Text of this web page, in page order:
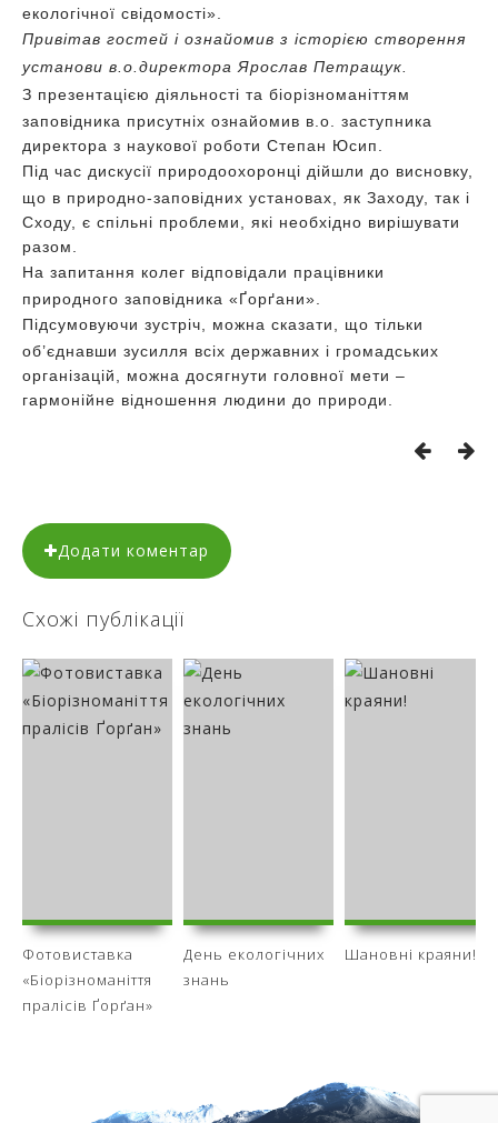
екологічної свідомості».
Привітав гостей і ознайомив з історією створення
установи в.о.директора Ярослав Петращук.
З презентацією діяльності та біорізноманіттям
заповідника присутніх ознайомив в.о. заступника
директора з наукової роботи Степан Юсип.
Під час дискусії природоохоронці дійшли до висновку,
що в природно-заповідних установах, як Заходу, так і
Сходу, є спільні проблеми, які необхідно вирішувати
разом.
На запитання колег відповідали працівники
природного заповідника «Ґорґани».
Підсумовуючи зустріч, можна сказати, що тільки
об’єднавши зусилля всіх державних і громадських
організацій, можна досягнути головної мети –
гармонійне відношення людини до природи.
Додати коментар
Схожі публікації
Фотовиставка
«Біорізноманіття
пралісів Ґорґан»
День екологічних
знань
Шановні краяни!